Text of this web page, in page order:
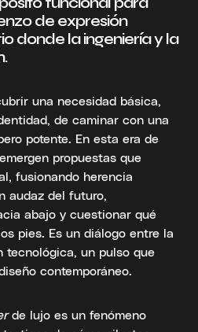
de expresión
donde la ingeniería y la
una necesidad básica,
de caminar con una
potente. En esta era de
propuestas que
fusionando herencia
audaz del futuro,
abajo y cuestionar qué
pies. Es un diálogo entre la
tecnológica, un pulso que
contemporáneo.
de lujo es un fenómeno